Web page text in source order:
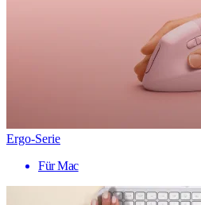
Ergo-Serie
Für Mac